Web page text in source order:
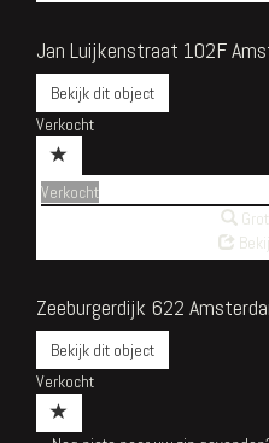
Jan Luijkenstraat 102F
Bekijk dit object
Verkocht
Verkocht
Zeeburgerdijk 622
Bekijk dit object
Verkocht